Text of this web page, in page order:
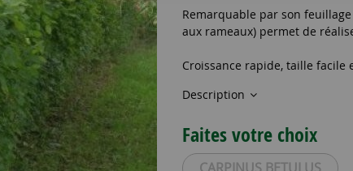
Remarquable par son
aux rameaux) permet de
Croissance rapide, taille facile
Description
Faites votre choix